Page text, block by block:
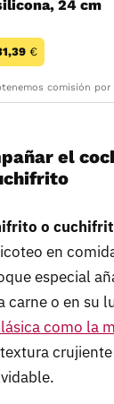
24 cm
€
comisión por
el
o
en
especial
carne o en su
como la